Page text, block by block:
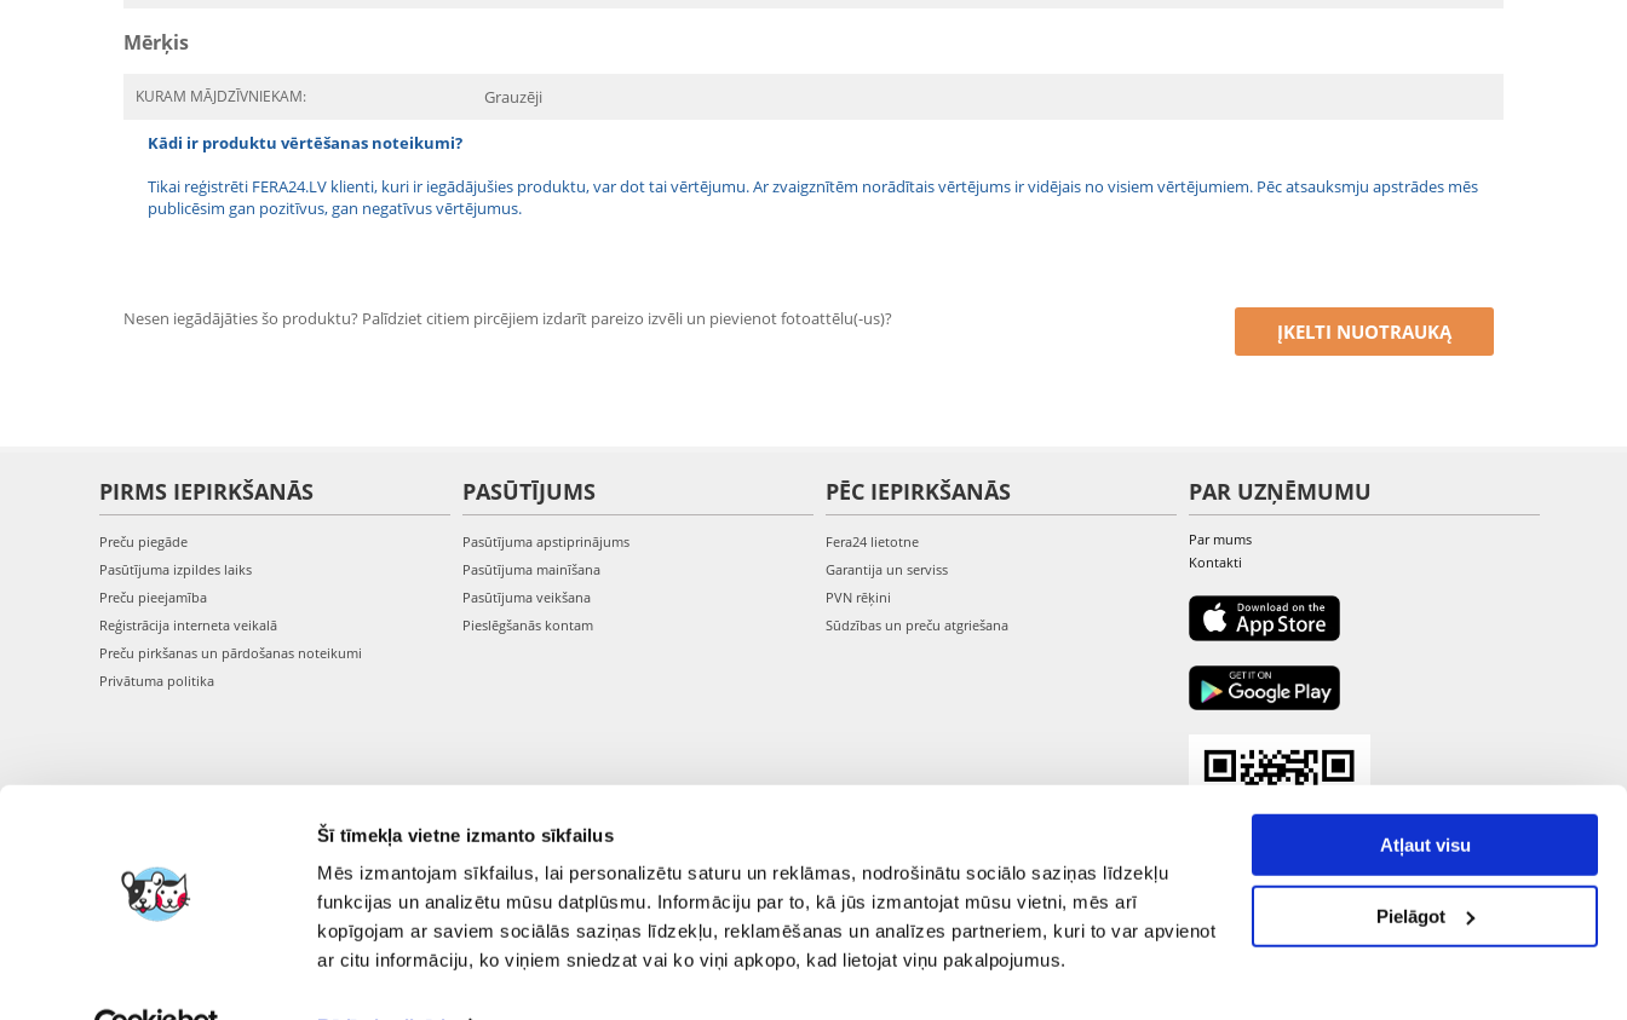
Šī tīmekļa vietne izmanto sīkfailus
Mēs izmantojam sīkfailus, lai personalizētu saturu un reklāmas, nodrošinātu sociālo saziņas līdzekļu
funkcijas un analizētu mūsu datplūsmu. Informāciju par to, kā jūs izmantojat mūsu vietni, mēs arī
kopīgojam ar saviem sociālās saziņas līdzekļu, reklamēšanas un analīzes partneriem, kuri to var apvienot
ar citu informāciju, ko viņiem sniedzat vai ko viņi apkopo, kad lietojat viņu pakalpojumus.
Atļaut visu
Pielāgot
Mērķis
KURAM MĀJDZĪVNIEKAM: Grauzēji
Kādi ir produktu vērtēšanas noteikumi?
Tikai reģistrēti FERA24.LV klienti, kuri ir iegādājušies produktu, var dot tai vērtējumu. Ar zvaigznītēm norādītais vērtējums ir vidējais no visiem vērtējumiem. Pēc atsauksmju apstrādes mēs
publicēsim gan pozitīvus, gan negatīvus vērtējumus.
Nesen iegādājāties šo produktu? Palīdziet citiem pircējiem izdarīt pareizo izvēli un pievienot fotoattēlu(-us)?
ĮKELTI NUOTRAUKĄ
PIRMS IEPIRKŠANĀS
Preču piegāde
Pasūtījuma izpildes laiks
Preču pieejamība
Reģistrācija interneta veikalā
Preču pirkšanas un pārdošanas noteikumi
Privātuma politika
PASŪTĪJUMS
Pasūtījuma apstiprinājums
Pasūtījuma mainīšana
Pasūtījuma veikšana
Pieslēgšanās kontam
PĒC IEPIRKŠANĀS
Fera24 lietotne
Garantija un serviss
PVN rēķini
Sūdzības un preču atgriešana
PAR UZŅĒMUMU
Par mums
Kontakti